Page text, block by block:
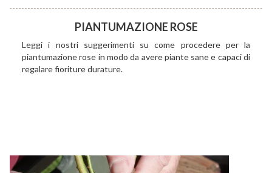
PIANTUMAZIONE ROSE
Leggi i nostri suggerimenti su come procedere per la
piantumazione rose in modo da avere piante sane e capaci di
regalare fioriture durature.